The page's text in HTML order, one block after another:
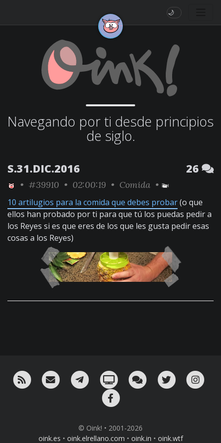
🌙
Navegando por ti desde principios
de siglo.
S.31.DIC.2016 26
• #39910 • 02:00:19 • Comida •
10 artilugios para la comida que debes probar(o que
ellos han probado por ti para que tú los puedas pedir a
los Reyes si es que eres de los que les gusta pedir esas
cosas a los Reyes)
RSS ¡Mándame un email!¡Nuestro canal en Telegram!
Oink! TV Charla con nosotros
Twitter
© Oink! • 2001-2026
oink.es • oink.elrellano.com • oink.in • oink.wtf